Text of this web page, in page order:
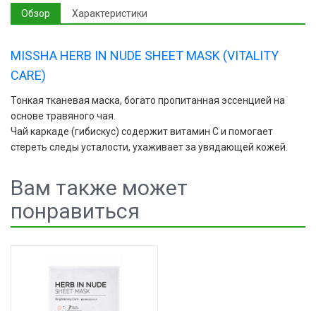
Обзор Характеристики
MISSHA HERB IN NUDE SHEET MASK (VITALITY
CARE)
Тонкая тканевая маска, богато пропитанная эссенцией на
основе травяного чая.
Чай каркаде (гибискус) содержит витамин C и помогает
стереть следы усталости, ухаживает за увядающей кожей.
Вам также может
понравиться